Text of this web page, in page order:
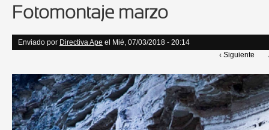
Fotomontaje marzo
Enviado por Directiva Ape el Mié, 07/03/2018 - 20:14
‹ Siguiente